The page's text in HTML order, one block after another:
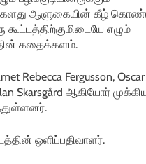
ஆளுகையின் கீழ்
கூட்டத்திற்குமிடையே எழும்
கதைக்களம்.
Rebecca Fergusson, Oscar
Skarsgård ஆகியோர்
.
ஒளிப்பதிவாளர்.